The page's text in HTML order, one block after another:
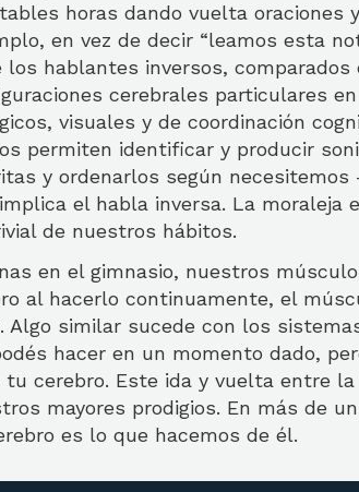
horas dando vuelta oraciones
en vez de decir “leamos esta
los hablantes inversos,
cerebrales particulares
visuales y de coordinación
permiten identificar y producir
y ordenarlos según necesitemos
el habla inversa. La moraleja
de nuestros hábitos.
en el gimnasio, nuestros
al hacerlo continuamente, el
Algo similar sucede con los
hacer en un momento dado,
cerebro. Este ida y vuelta entre
mayores prodigios. En más de
es lo que hacemos de él.